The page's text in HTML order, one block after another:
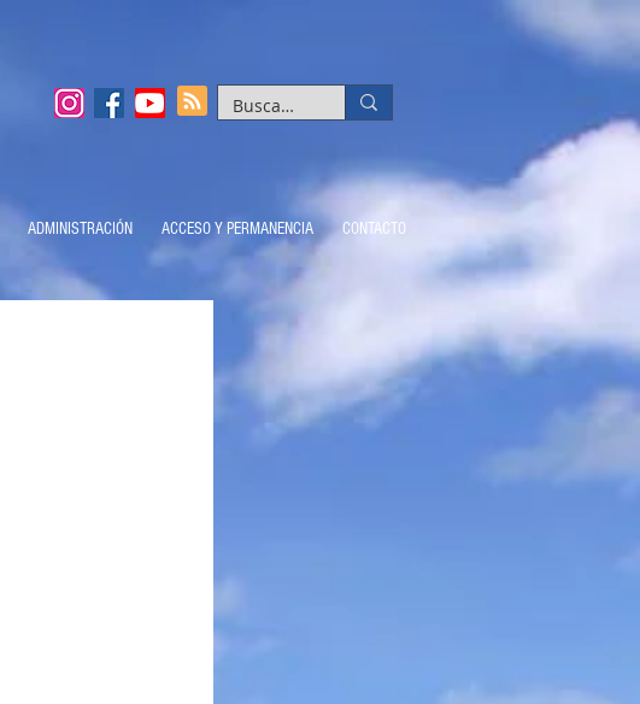
ADMINISTRACIÓN ACCESO Y PERMANENCIA CONTACTO